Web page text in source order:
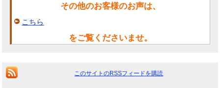
その他のお客様のお声は、
こちら
をご覧くださいませ。
このサイトのRSSフィードを購読